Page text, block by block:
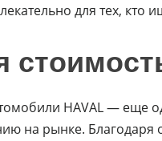
для тех, кто
HAVAL — еще
на рынке.